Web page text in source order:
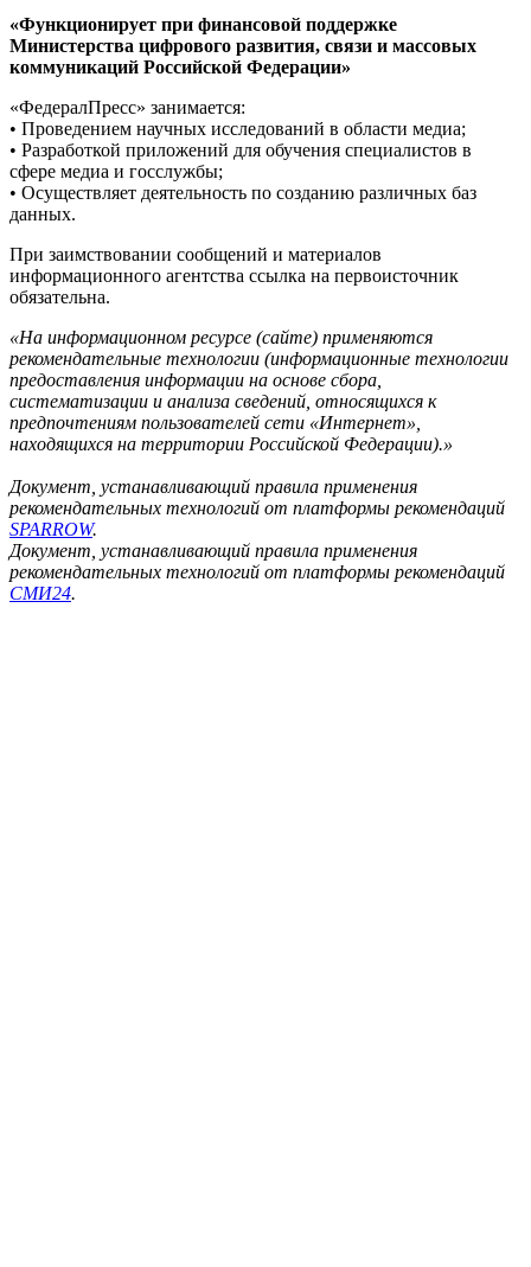
«Функционирует при финансовой поддержке
Министерства цифрового развития, связи и массовых
коммуникаций Российской Федерации»
«ФедералПресс» занимается:
• Проведением научных исследований в области медиа;
• Разработкой приложений для обучения специалистов в
сфере медиа и госслужбы;
• Осуществляет деятельность по созданию различных баз
данных.
При заимствовании сообщений и материалов
информационного агентства ссылка на первоисточник
обязательна.
«На информационном ресурсе (сайте) применяются
рекомендательные технологии (информационные технологии
предоставления информации на основе сбора,
систематизации и анализа сведений, относящихся к
предпочтениям пользователей сети «Интернет»,
находящихся на территории Российской Федерации).»
Документ, устанавливающий правила применения
рекомендательных технологий от платформы рекомендаций
SPARROW.
Документ, устанавливающий правила применения
рекомендательных технологий от платформы рекомендаций
СМИ24.